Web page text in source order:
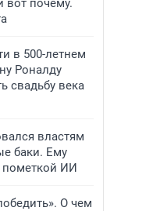
вот почему.
в 500-летнем
Роналду
свадьбу века
властям
баки. Ему
пометкой ИИ
О чем